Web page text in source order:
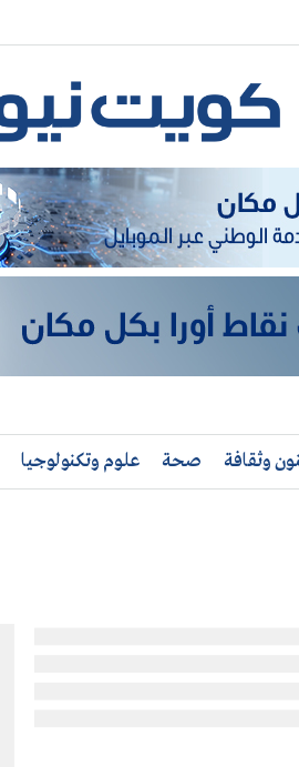
وثقافة صحة علوم وتكنولوجيا